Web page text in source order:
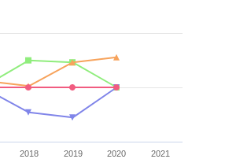
2018 2019 2020 2021